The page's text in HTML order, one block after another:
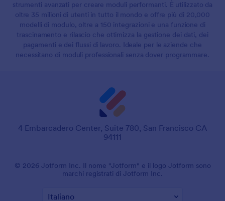
strumenti avanzati per creare moduli performanti. È utilizzato da
oltre 35 milioni di utenti in tutto il mondo e offre più di 20,000
modelli di modulo, oltre a 150 integrazioni e una funzione di
trascinamento e rilascio che ottimizza la gestione dei dati, dei
pagamenti e dei flussi di lavoro. Ideale per le aziende che
necessitano di moduli professionali senza dover programmare.
4 Embarcadero Center, Suite 780, San Francisco CA
94111
© 2026 Jotform Inc. Il nome "Jotform" e il logo Jotform sono
marchi registrati di Jotform Inc.